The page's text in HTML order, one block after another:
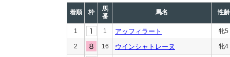
着順 枠
馬
番
馬名 性齢
1 1 アッフィラート 牝5
2 16 ウインシャトレーヌ 牝4